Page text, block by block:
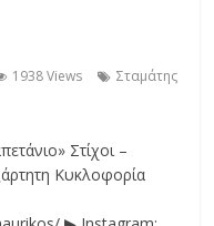
1938 Views
Σταμάτης
Στίχοι –
Κυκλοφορία